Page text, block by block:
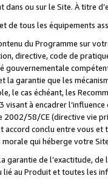
ou sur le Site. À titre
de tous les équipements
du Programme sur
directive, code de
gouvernementale
garantie que les
le cas échéant, les
à encadrer
58/CE (directive vie
accord conclu entre vous
qui héberge votre
garantie de l’exactitude,
au Produit et toutes les